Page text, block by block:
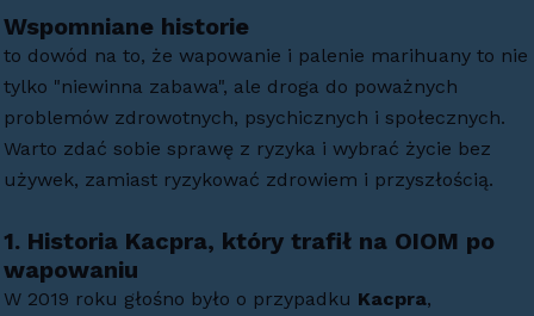
Wspomniane historie
to dowód na to, że wapowanie i palenie marihuany to nie
tylko "niewinna zabawa", ale droga do poważnych
problemów zdrowotnych, psychicznych i społecznych.
Warto zdać sobie sprawę z ryzyka i wybrać życie bez
używek, zamiast ryzykować zdrowiem i przyszłością.
1. Historia Kacpra, który trafił na OIOM po
wapowaniu
W 2019 roku głośno było o przypadku Kacpra,